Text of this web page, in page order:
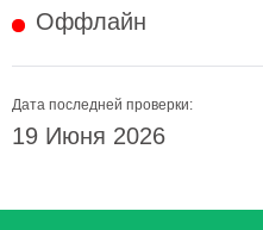
Оффлайн
Дата последней проверки:
19 Июня 2026